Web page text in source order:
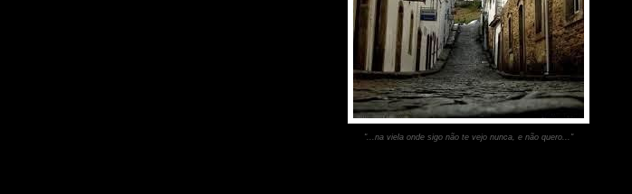
"...na viela onde sigo não te vejo nunca, e não quero..."